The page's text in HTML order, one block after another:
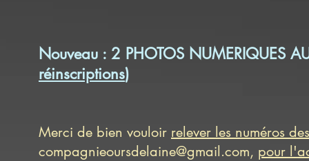
Nouveau : 2 PHOTOS NUMERIQUES
réinscriptions)
Merci de bien vouloir relever les numéros
compagnieoursdelaine@gmail.com, pour